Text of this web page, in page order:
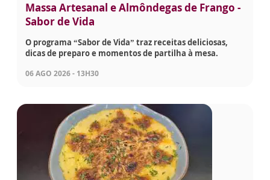
Massa Artesanal e Almôndegas de Frango -
Sabor de Vida
O programa “Sabor de Vida” traz receitas deliciosas,
dicas de preparo e momentos de partilha à mesa.
06 AGO 2026 - 13H30